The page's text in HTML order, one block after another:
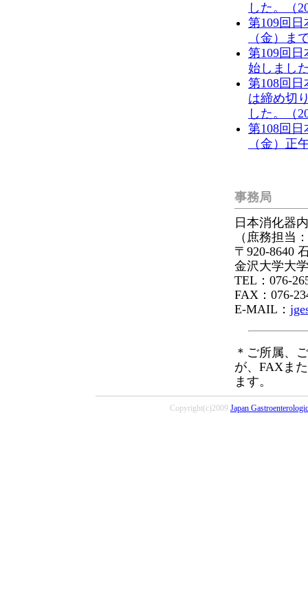
した。（
第109回
（金）ま
第109回
始しまし
第108回
は締め切
した。（
第108回
（金）正
事務局
日本消化器
（庶務担当
〒920-8640
金沢大学大
TEL：076-
FAX：076-
E-MAIL：
＊ご所属、
が、FAXま
ます。
Copyright(c)2009 Japan